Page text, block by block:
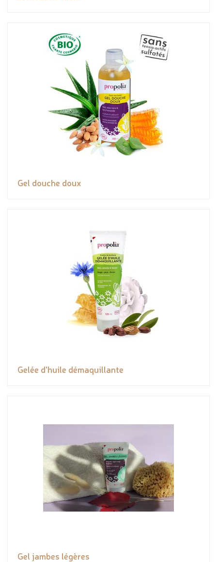
Gel douche doux
Gelée d'huile démaquillante
Gel jambes légères